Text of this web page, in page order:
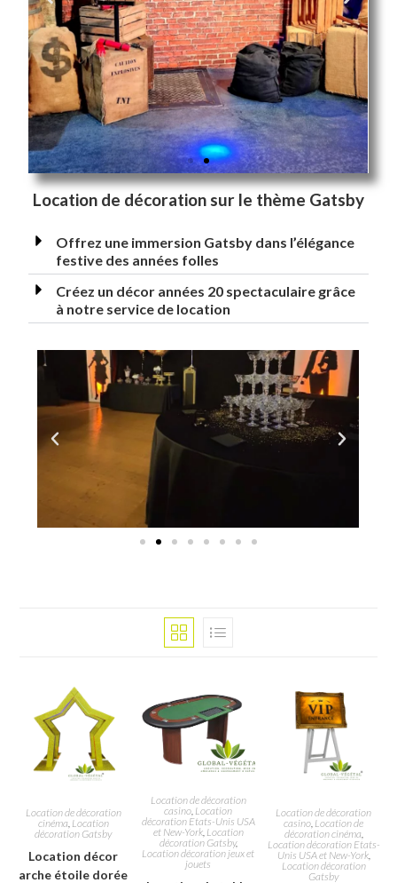
Location de décoration sur le thème Gatsby
Offrez une immersion Gatsby dans l’élégance
festive des années folles
Créez un décor années 20 spectaculaire grâce
à notre service de location
Location de décoration
cinéma Location
décoration Gatsby
Location décor
arche étoile dorée
Location de décoration
casino, Location
décoration Etats-Unis USA
et New-York, Location
décoration Gatsby,
Location décoration jeux et
jouets
Location de décoration
casino Location de
décoration cinéma
Location décoration Etats-
Unis USA et New-York,
Location décoration
Gatsby